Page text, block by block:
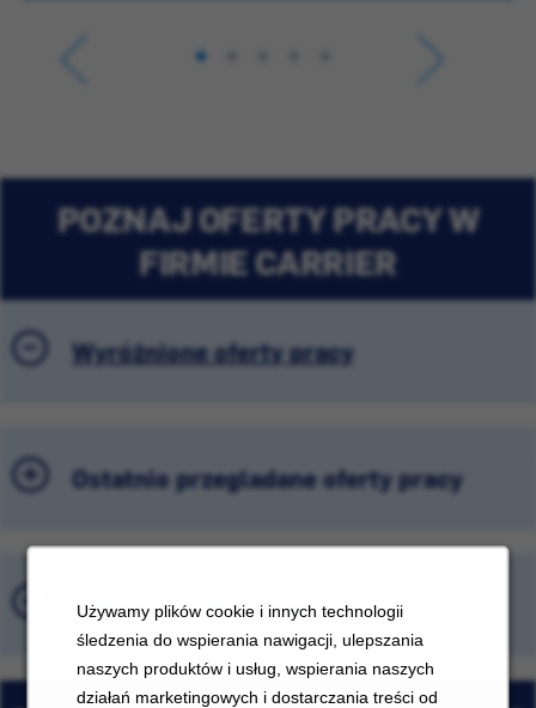
Używamy plików cookie i innych technologii
śledzenia do wspierania nawigacji, ulepszania
naszych produktów i usług, wspierania naszych
działań marketingowych i dostarczania treści od
POZNAJ OFERTY PRACY W
FIRMIE CARRIER
Wyróżnione oferty pracy
Ostatnio przeglądane oferty pracy
Zapisane oferty pracy